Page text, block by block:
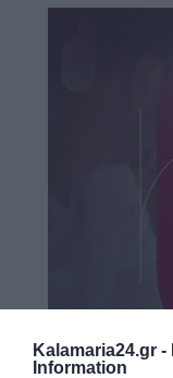
Kalamaria24.gr -
Information